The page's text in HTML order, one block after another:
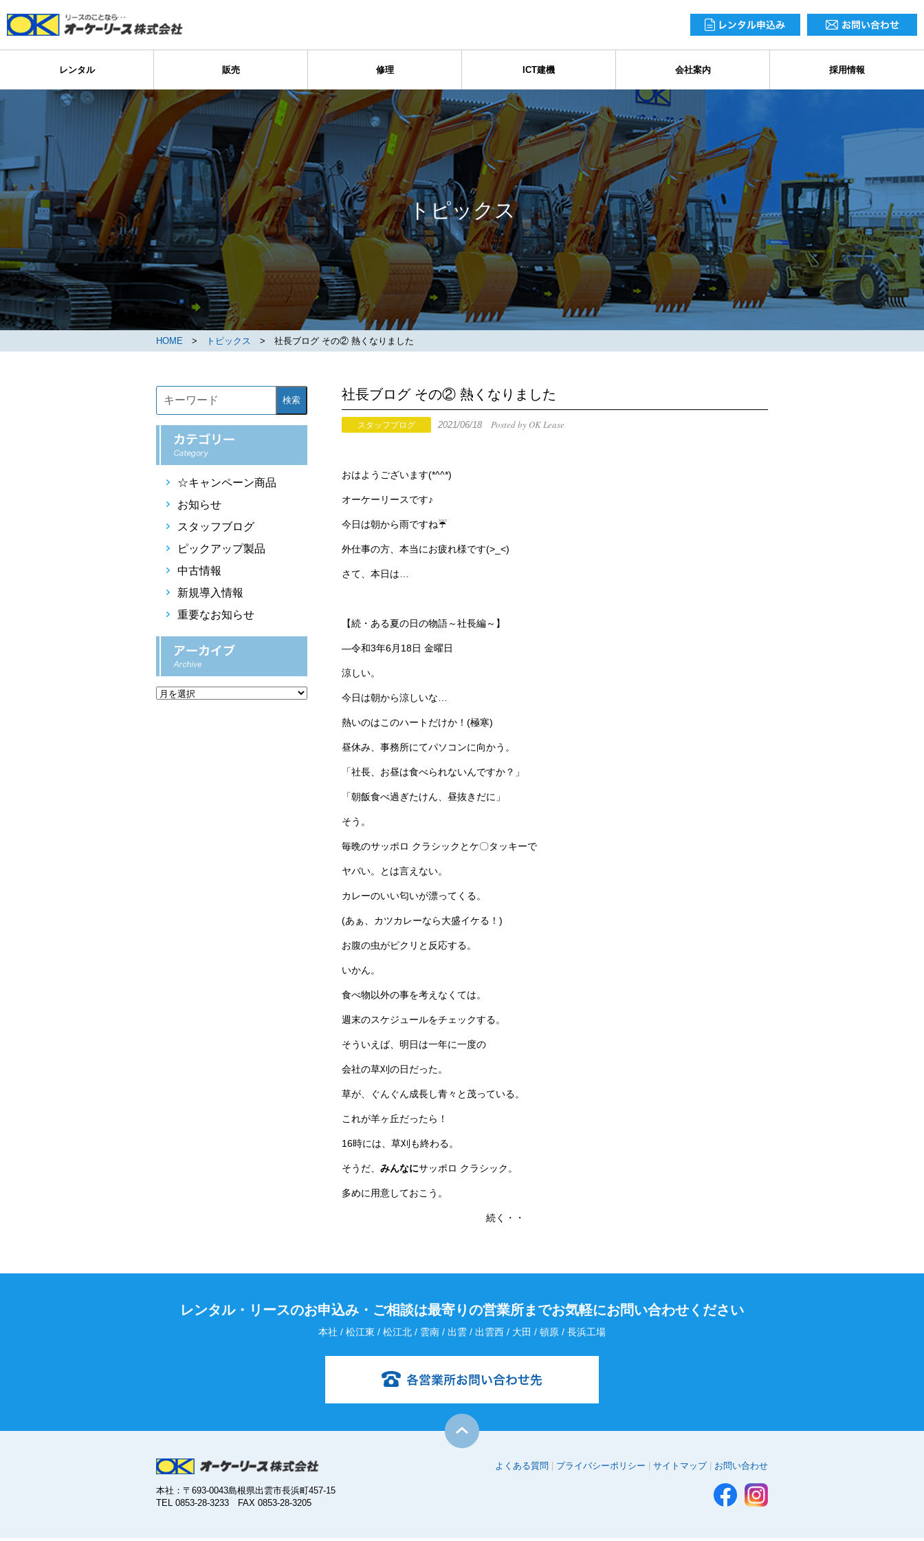
レンタル 販売 修理 ICT建機 会社案内 採用情報
トピックス
HOME > トピックス > 社長ブログ その② 熱くなりました
社長ブログ その② 熱くなりました
スタッフブログ 2021/06/18 Posted by OK Lease
おはようございます(*^^*)
オーケーリースです♪
今日は朝から雨ですね☔
外仕事の方、本当にお疲れ様です(>_<)
さて、本日は…
【続・ある夏の日の物語～社長編～】
―令和3年6月18日 金曜日
涼しい。
今日は朝から涼しいな…
熱いのはこのハートだけか！(極寒)
昼休み、事務所にてパソコンに向かう。
「社長、お昼は食べられないんですか？」
「朝飯食べ過ぎたけん、昼抜きだに」
そう。
毎晩のサッポロ クラシックとケ〇タッキーで
ヤバい。とは言えない。
カレーのいい匂いが漂ってくる。
(あぁ、カツカレーなら大盛イケる！)
お腹の虫がピクリと反応する。
いかん。
食べ物以外の事を考えなくては。
週末のスケジュールをチェックする。
そういえば、明日は一年に一度の
会社の草刈の日だった。
草が、ぐんぐん成長し青々と茂っている。
これが羊ヶ丘だったら！
16時には、草刈も終わる。
そうだ、 みんなにサッポロ クラシック。
多めに用意しておこう。
続く・・
検索
☆キャンペーン商品
お知らせ
スタッフブログ
ピックアップ製品
中古情報
新規導入情報
重要なお知らせ
レンタル・リースのお申込み・ ご相談は最寄りの営業所までお気軽にお問い合わせください
本社 / 松江東 / 松江北 / 雲南 / 出雲 / 出雲西 / 大田 / 頓原 / 長浜工場
本社：〒693-0043島根県出雲市長浜町457-15
TEL 0853-28-3233 FAX 0853-28-3205
よくある質問 プライバシーポリシー サイトマップ お問い合わせ